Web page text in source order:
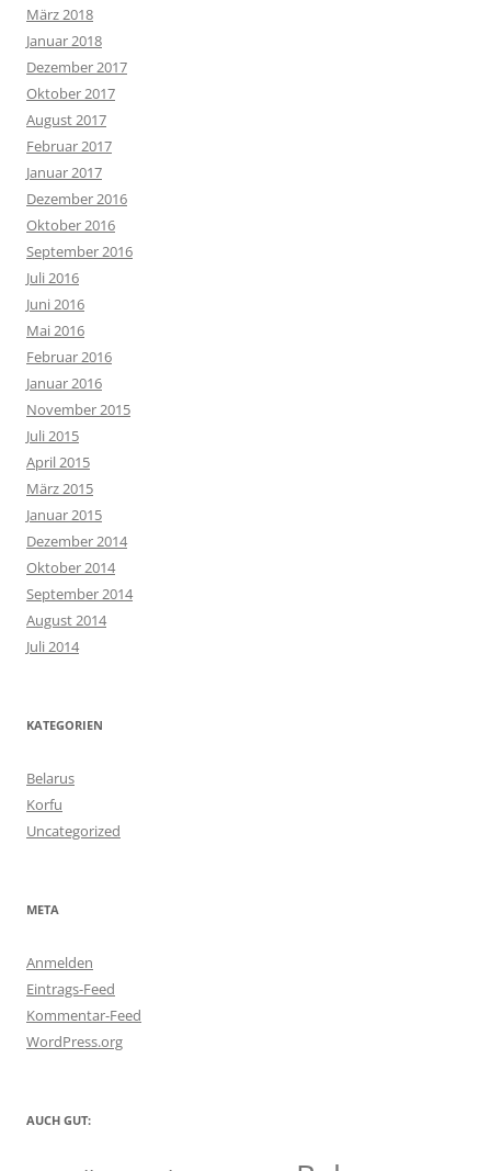
März 2018
Januar 2018
Dezember 2017
Oktober 2017
August 2017
Februar 2017
Januar 2017
Dezember 2016
Oktober 2016
September 2016
Juli 2016
Juni 2016
Mai 2016
Februar 2016
Januar 2016
November 2015
Juli 2015
April 2015
März 2015
Januar 2015
Dezember 2014
Oktober 2014
September 2014
August 2014
Juli 2014
KATEGORIEN
Belarus
Korfu
Uncategorized
META
Anmelden
Eintrags-Feed
Kommentar-Feed
WordPress.org
AUCH GUT: